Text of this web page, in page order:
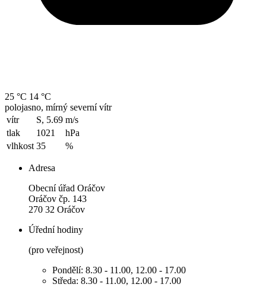
25 °C 14 °C
polojasno, mírný severní vítr
vítr
S, 5.69 m/s
tlak
1021
hPa
vlhkost 35 %
Adresa
Obecní úřad Oráčov
Oráčov čp. 143
270 32 Oráčov
Úřední hodiny
(pro veřejnost)
Pondělí: 8.30 - 11.00, 12.00 - 17.00
Středa: 8.30 - 11.00, 12.00 - 17.00